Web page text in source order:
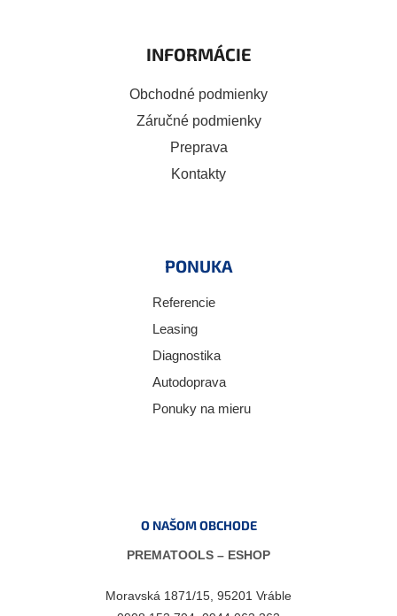
INFORMÁCIE
Obchodné podmienky
Záručné podmienky
Preprava
Kontakty
PONUKA
Referencie
Leasing
Diagnostika
Autodoprava
Ponuky na mieru
O NAŠOM OBCHODE
PREMATOOLS – ESHOP
Moravská 1871/15, 95201 Vráble